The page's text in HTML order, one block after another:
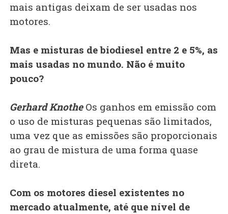
mais antigas deixam de ser usadas nos
motores.
Mas e misturas de biodiesel entre 2 e 5%, as
mais usadas no mundo. Não é muito
pouco?
Gerhard KnotheOs ganhos em emissão com
o uso de misturas pequenas são limitados,
uma vez que as emissões são proporcionais
ao grau de mistura de uma forma quase
direta.
Com os motores diesel existentes no
mercado atualmente, até que nível de